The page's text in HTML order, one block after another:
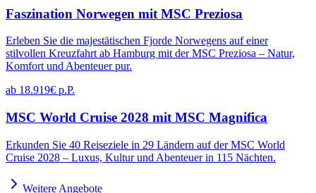
Faszination Norwegen mit MSC Preziosa
Erleben Sie die majestätischen Fjorde Norwegens auf einer
stilvollen Kreuzfahrt ab Hamburg mit der MSC Preziosa – Natur,
Komfort und Abenteuer pur.
ab 18.919€ p.P.
MSC World Cruise 2028 mit MSC Magnifica
Erkunden Sie 40 Reiseziele in 29 Ländern auf der MSC World
Cruise 2028 – Luxus, Kultur und Abenteuer in 115 Nächten.
Weitere Angebote